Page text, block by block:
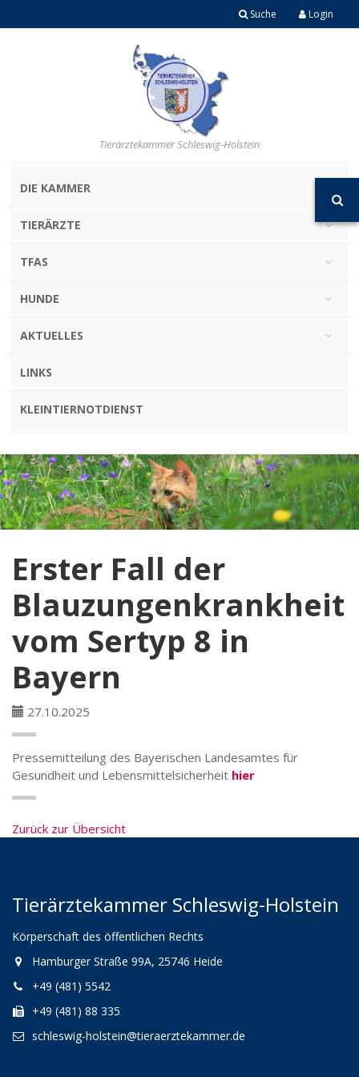
Login
Suche
Tierärztekammer Schleswig-Holstein
DIE KAMMER
TIERÄRZTE
TFAS
HUNDE
AKTUELLES
LINKS
KLEINTIERNOTDIENST
Erster Fall der
Blauzungenkrankheit
vom Sertyp 8 in
Bayern
27.10.2025
Pressemitteilung des Bayerischen Landesamtes für
Gesundheit und Lebensmittelsicherheit hier
Zurück zur Übersicht
Tierärztekammer Schleswig-Holstein
Körperschaft des öffentlichen Rechts
Hamburger Straße 99A, 25746 Heide
+49 (481) 5542
+49 (481) 88 335
schleswig-holstein@tieraerztekammer.de